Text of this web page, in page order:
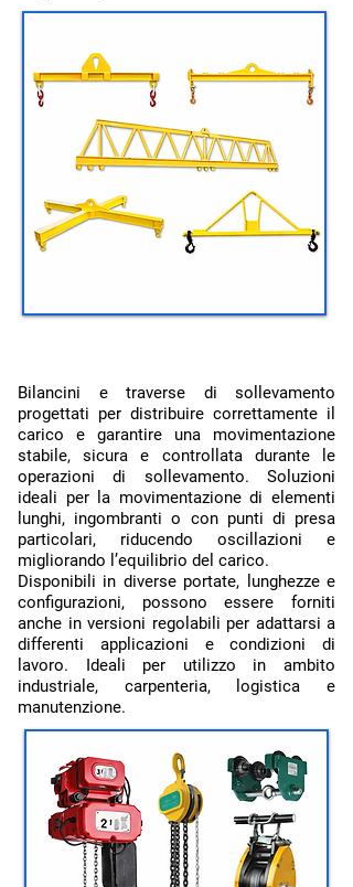
Bilancini e traverse di sollevamento
progettati per distribuire correttamente il
carico e garantire una movimentazione
stabile, sicura e controllata durante le
operazioni di sollevamento. Soluzioni
ideali per la movimentazione di elementi
lunghi, ingombranti o con punti di presa
particolari, riducendo oscillazioni e
migliorando l’equilibrio del carico.
Disponibili in diverse portate, lunghezze e
configurazioni, possono essere forniti
anche in versioni regolabili per adattarsi a
differenti applicazioni e condizioni di
lavoro. Ideali per utilizzo in ambito
industriale, carpenteria, logistica e
manutenzione.